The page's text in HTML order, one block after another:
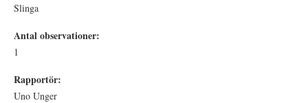
Slinga
Antal observationer:
1
Rapportör:
Uno Unger